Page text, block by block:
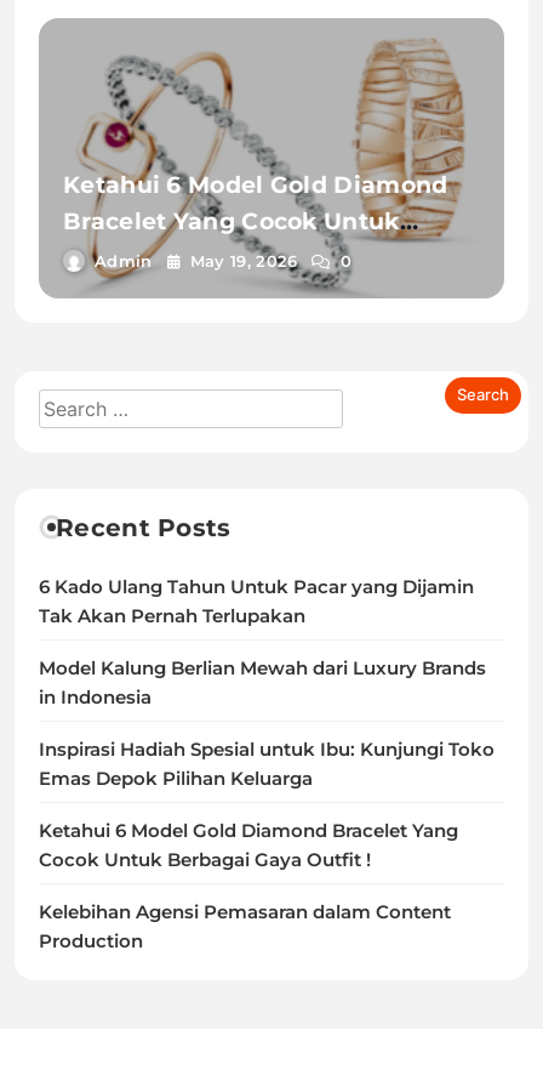
Ketahui 6 Model Gold Diamond
Bracelet Yang Cocok Untuk
Berbagai Gaya Outfit !
Admin May 19, 2026 0
Recent Posts
6 Kado Ulang Tahun Untuk Pacar yang Dijamin
Tak Akan Pernah Terlupakan
Model Kalung Berlian Mewah dari Luxury Brands
in Indonesia
Inspirasi Hadiah Spesial untuk Ibu: Kunjungi Toko
Emas Depok Pilihan Keluarga
Ketahui 6 Model Gold Diamond Bracelet Yang
Cocok Untuk Berbagai Gaya Outfit !
Kelebihan Agensi Pemasaran dalam Content
Production